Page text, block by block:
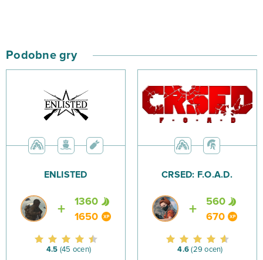
Podobne gry
ENLISTED
1360
1650
4.5 (45 ocen)
CRSED: F.O.A.D.
560
670
4.6 (29 ocen)